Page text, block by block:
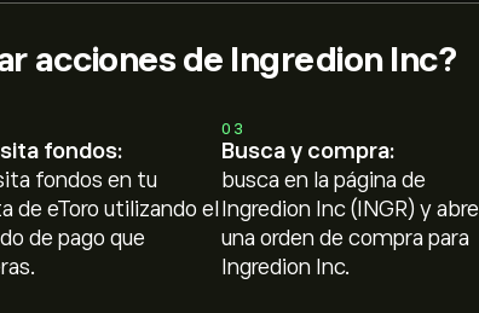
acciones de Ingredion Inc?
fondos:
fondos en tu
de eToro utilizando el
de pago que
03
Busca y compra:
busca en la página de
Ingredion Inc (INGR) y abre
una orden de compra para
Ingredion Inc.